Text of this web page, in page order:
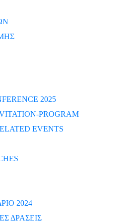
2025
PROGRAM
EVENTS
2024
ΔΡΑΣΕΙΣ